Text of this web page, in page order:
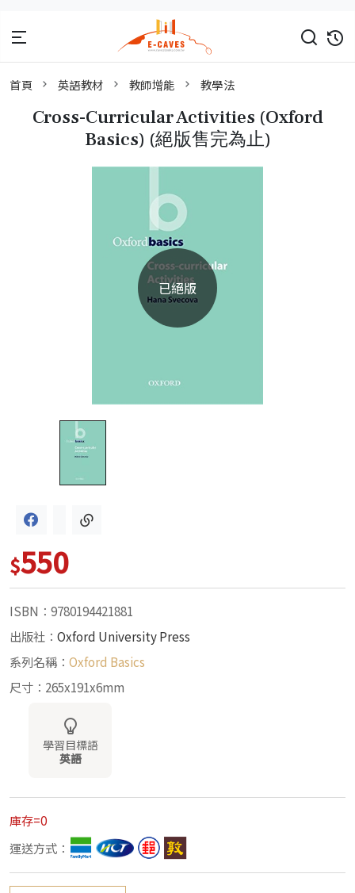
首頁 英語教材 教師增能 教學法
Cross-Curricular Activities (Oxford
Basics) (絕版售完為止)
已絕版
$550
ISBN：9780194421881
出版社： Oxford University Press
系列名稱： Oxford Basics
尺寸：265x191x6mm
學習目標語
英語
庫存=0
運送方式：